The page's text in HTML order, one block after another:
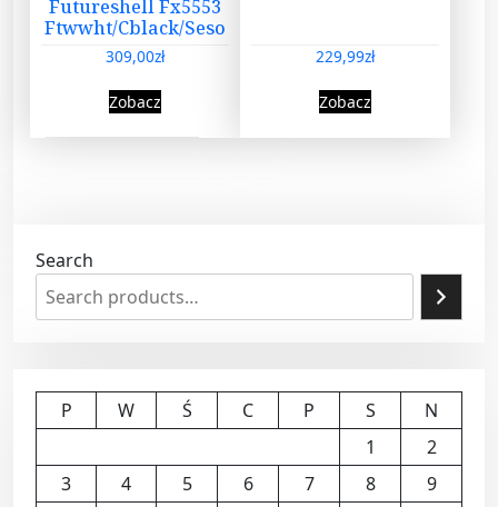
Futureshell Fx5553
Ftwwht/Cblack/Seso
re
309,00zł
Zobacz
229,99zł
Zobacz
Search
P W Ś C P S
N
1
2
3
4 5 6 7 8
9